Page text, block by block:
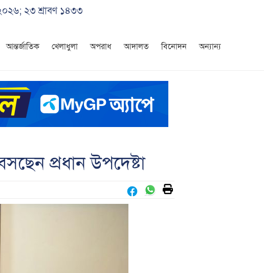
২৩ শ্রাবণ ১৪৩৩
আন্তর্জাতিক খেলাধুলা অপরাধ আদালত বিনোদন অন্যান্য
প্রধান উপদেষ্টা